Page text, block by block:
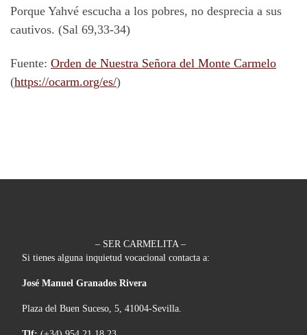
Porque Yahvé escucha a los pobres, no desprecia a sus
cautivos. (Sal 69,33-34)
Fuente: Orden de Nuestra Señora del Monte Carmelo
(https://ocarm.org/es/)
– SER CARMELITA –
Si tienes alguna inquietud vocacional contacta a:
José Manuel Granados Rivera
Plaza del Buen Suceso, 5, 41004-Sevilla.